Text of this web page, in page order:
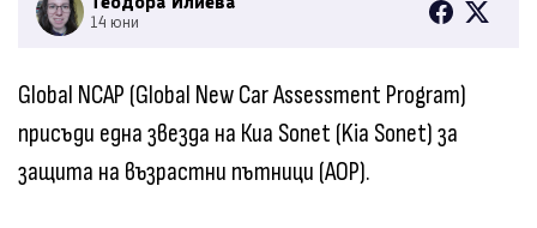
14 юни
Global NCAP (Global New Car Assessment Program)
присъди една звезда на Киа Sonet (Kia Sonet) за
защита на възрастни пътници (AOP).